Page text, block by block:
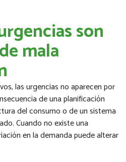
son
mala
las urgencias no aparecen por
de una planificación
del consumo o de un sistema
Cuando no existe una
en la demanda puede alterar